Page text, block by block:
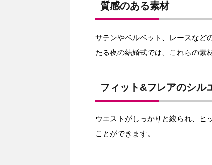
質感のある素材
サテンやベルベット、レースなど
たる夜の結婚式では、これらの素
フィット&フレアのシル
ウエストがしっかりと絞られ、ヒ
ことができます。